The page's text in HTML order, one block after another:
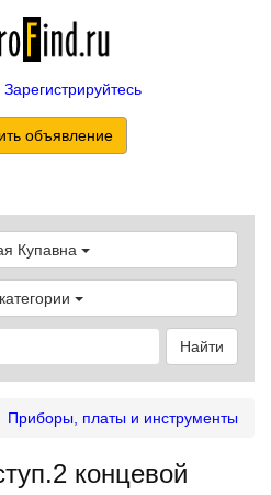
Зарегистрируйтесь
объявление
Купавна
Найти
Приборы, платы и инструменты
концевой